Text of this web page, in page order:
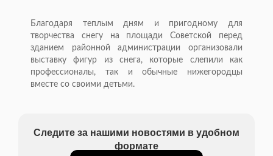
Благодаря теплым дням и пригодному для
творчества снегу на площади Советской перед
зданием районной администрации организовали
выставку фигур из снега, которые слепили как
профессионалы, так и обычные нижегородцы
вместе со своими детьми.
Следите за нашими новостями в удобном
формате